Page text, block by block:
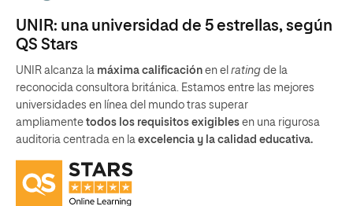
UNIR: una universidad de 5 estrellas, según
QS Stars
UNIR alcanza la máxima calificación en el rating de la
reconocida consultora británica. Estamos entre las mejores
universidades en línea del mundo tras superar
ampliamente todos los requisitos exigibles en una rigurosa
auditoria centrada en la excelencia y la calidad educativa.